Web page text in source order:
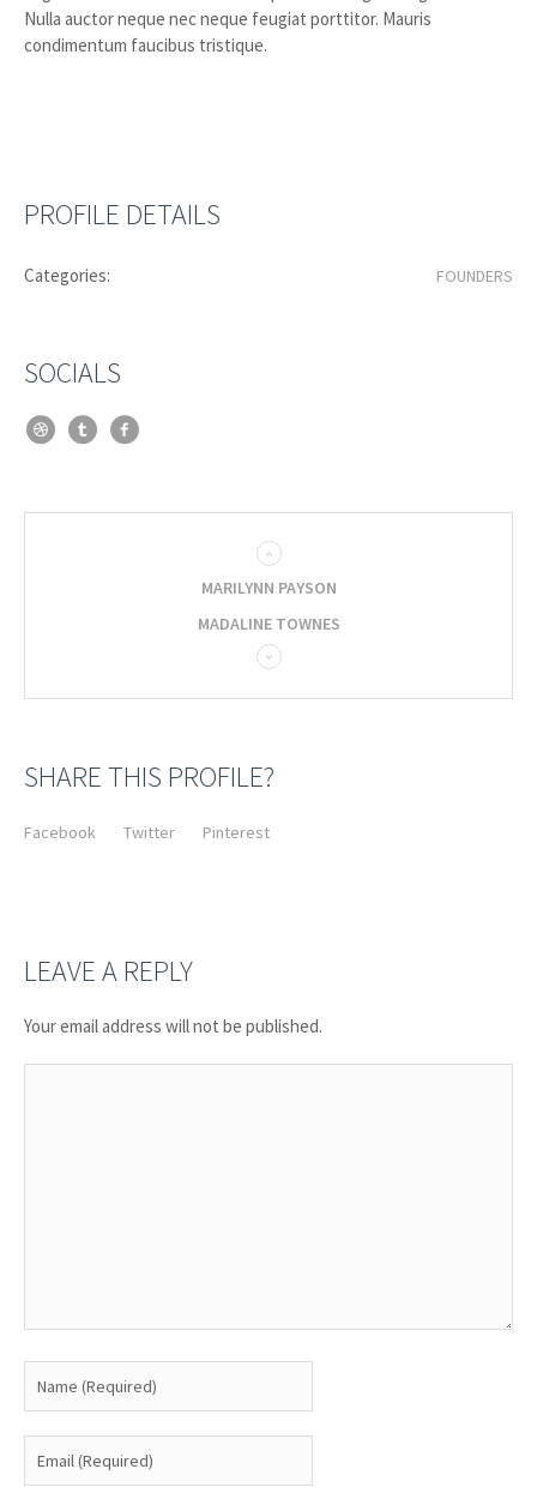
Nulla auctor neque nec neque feugiat porttitor. Mauris
condimentum faucibus tristique.
PROFILE DETAILS
Categories: FOUNDERS
SOCIALS
MARILYNN PAYSON
MADALINE TOWNES
SHARE THIS PROFILE?
Facebook Twitter Pinterest
LEAVE A REPLY
Your email address will not be published.